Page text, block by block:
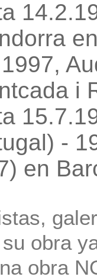
i
-
en
obra
obra